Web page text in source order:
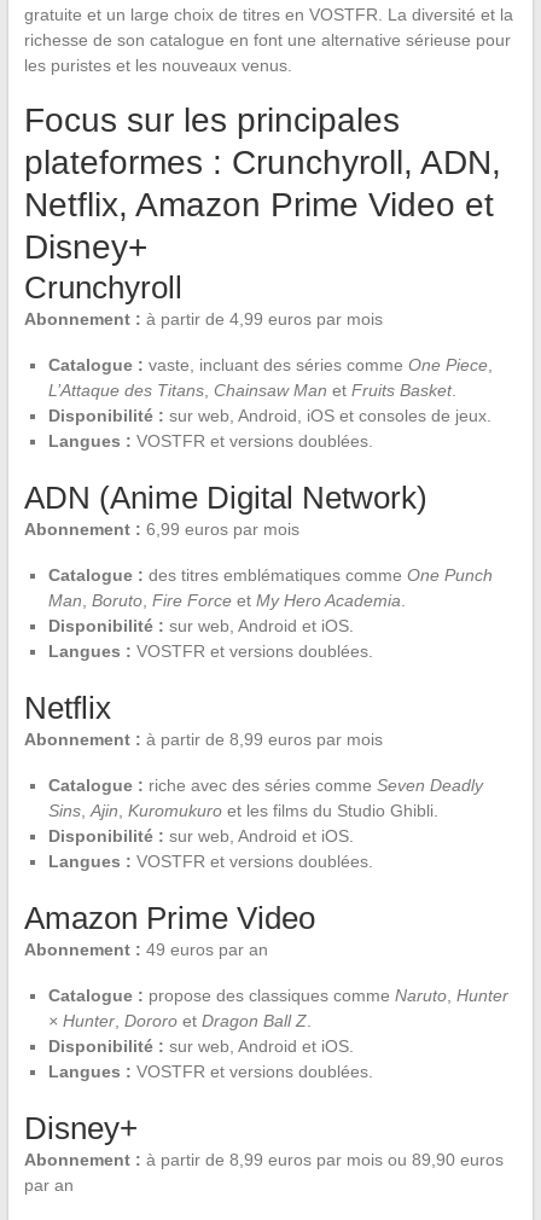
gratuite et un large choix de titres en VOSTFR. La diversité et la
richesse de son catalogue en font une alternative sérieuse pour
les puristes et les nouveaux venus.
Focus sur les principales
plateformes : Crunchyroll, ADN,
Netflix, Amazon Prime Video et
Disney+
Crunchyroll
Abonnement : à partir de 4,99 euros par mois
Catalogue : vaste, incluant des séries comme One Piece,
L’Attaque des Titans, Chainsaw Man et Fruits Basket.
Disponibilité : sur web, Android, iOS et consoles de jeux.
Langues : VOSTFR et versions doublées.
ADN (Anime Digital Network)
Abonnement : 6,99 euros par mois
Catalogue : des titres emblématiques comme One Punch
Man Boruto, Fire Forceet My Hero Academia
Disponibilité : sur web, Android et iOS.
Langues : VOSTFR et versions doublées.
Netflix
Abonnement : à partir de 8,99 euros par mois
Catalogue : riche avec des séries comme Seven Deadly
Sins, Ajin Kuromukuroet les films du Studio Ghibli.
Disponibilité : sur web, Android et iOS.
Langues : VOSTFR et versions doublées.
Amazon Prime Video
Abonnement : 49 euros par an
Catalogue : propose des classiques comme Naruto, Hunter
× Hunter, Dororoet Dragon Ball Z.
Disponibilité : sur web, Android et iOS.
Langues : VOSTFR et versions doublées.
Disney+
Abonnement : à partir de 8,99 euros par mois ou 89,90 euros
par an